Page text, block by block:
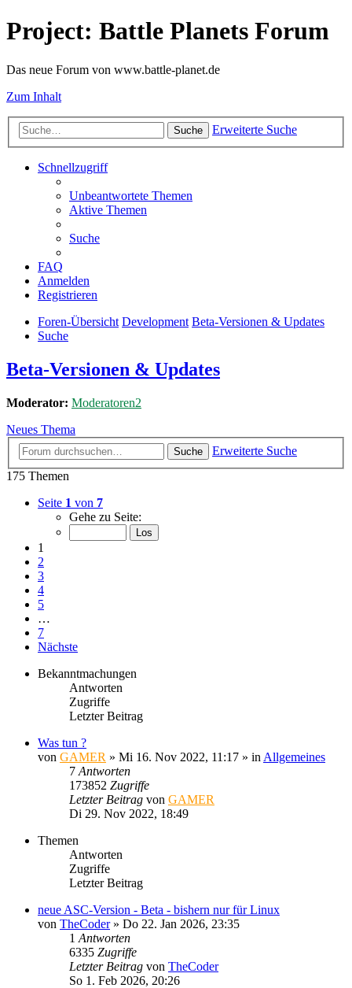
Project: Battle Planets Forum
Das neue Forum von www.battle-planet.de
Zum Inhalt
Suche Erweiterte Suche
Schnellzugriff
Unbeantwortete Themen
Aktive Themen
Suche
FAQ
Anmelden
Registrieren
Foren-Übersicht Development Beta-Versionen & Updates
Suche
Beta-Versionen & Updates
Moderator: Moderatoren2
Neues Thema
Suche
Erweiterte Suche
175 Themen
Seite 1 von 7
Gehe zu Seite:
1
2
3
4
5
…
7
Nächste
Bekanntmachungen
Antworten
Zugriffe
Letzter Beitrag
Was tun ?
von GAMER » Mi 16. Nov 2022, 11:17 » in Allgemeines
7 Antworten
173852 Zugriffe
Letzter Beitrag von GAMER
Di 29. Nov 2022, 18:49
Themen
Antworten
Zugriffe
Letzter Beitrag
neue ASC-Version - Beta - bishern nur für Linux
von TheCoder» Do 22. Jan 2026, 23:35
1 Antworten
6335 Zugriffe
Letzter Beitrag von TheCoder
So 1. Feb 2026, 20:26